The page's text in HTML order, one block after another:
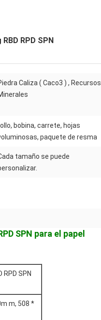
RPD SPN
Caliza ( Caco3 ) , Recursos
bobina, carrete, hojas
paquete de resma
tamaño se puede
SPN para el papel
SPN
m, 508 *